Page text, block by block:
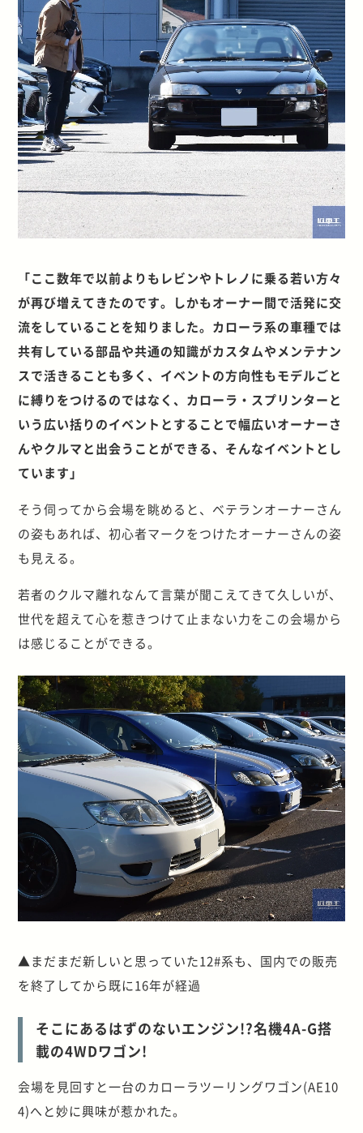
「ここ数年で以前よりもレビンやトレノに乗る若い方々
が再び増えてきたのです。しかもオーナー間で活発に交
流をしていることを知りました。カローラ系の車種では
共有している部品や共通の知識がカスタムやメンテナン
スで活きることも多く、イベントの方向性もモデルごと
に縛りをつけるのではなく、カローラ・スプリンターと
いう広い括りのイベントとすることで幅広いオーナーさ
んやクルマと出会うことができる、そんなイベントとし
ています」
そう伺ってから会場を眺めると、ベテランオーナーさん
の姿もあれば、初心者マークをつけたオーナーさんの姿
も見える。
若者のクルマ離れなんて言葉が聞こえてきて久しいが、
世代を超えて心を惹きつけて止まない力をこの会場から
は感じることができる。
▲まだまだ新しいと思っていた12#系も、国内での販売
を終了してから既に16年が経過
そこにあるはずのないエンジン!?名機4A-G搭
載の4WDワゴン!
会場を見回すと一台のカローラツーリングワゴン(AE10
4)へと妙に興味が惹かれた。